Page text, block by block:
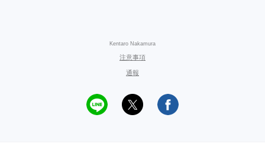
Kentaro Nakamura
注意事項
通報